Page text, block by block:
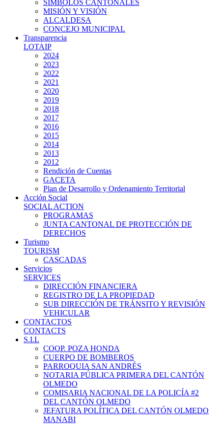
SIMBOLOS CANTONALES
MISIÓN Y VISIÓN
ALCALDESA
CONCEJO MUNICIPAL
Transparencia
LOTAIP
2024
2023
2022
2021
2020
2019
2018
2017
2016
2015
2014
2013
2012
Rendición de Cuentas
GACETA
Plan de Desarrollo y Ordenamiento Territorial
Acción Social
SOCIAL ACTION
PROGRAMAS
JUNTA CANTONAL DE PROTECCIÓN DE
DERECHOS
Turismo
TOURISM
CASCADAS
Servicios
SERVICES
DIRECCIÓN FINANCIERA
REGISTRO DE LA PROPIEDAD
SUB DIRECCIÓN DE TRÁNSITO Y REVISIÓN
VEHICULAR
CONTACTOS
CONTACTS
S.I.L
COOP. POZA HONDA
CUERPO DE BOMBEROS
PARROQUIA SAN ANDRÉS
NOTARIA PÚBLICA PRIMERA DEL CANTÓN
OLMEDO
COMISARIA NACIONAL DE LA POLICÍA #2
DEL CANTÓN OLMEDO
JEFATURA POLÍTICA DEL CANTÓN OLMEDO
MANABI